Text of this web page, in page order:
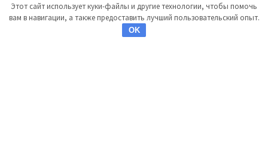
Этот сайт использует куки-файлы и другие технологии, чтобы помочь
вам в навигации, а также предоставить лучший пользовательский опыт.
OK